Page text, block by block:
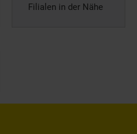
Filialen in der Nähe